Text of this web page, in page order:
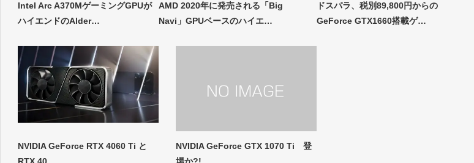
Intel Arc A370MゲーミングGPUが
ハイエンドのAlder…
AMD 2020年に発売される「Big
Navi」GPUベースのハイエ…
ドスパラ、税別89,800円からの
GeForce GTX1660搭載ゲ…
NVIDIA GeForce RTX 4060 Ti と
NVIDIA GeForce GTX 1070 Ti 登